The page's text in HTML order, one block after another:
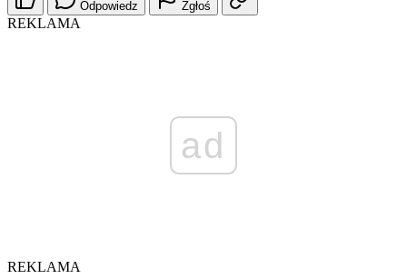
Odpowiedz Zgłoś
REKLAMA
ad
REKLAMA